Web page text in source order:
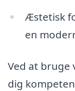
Æstetisk
en
Ved at bruge
dig